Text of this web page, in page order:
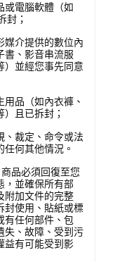
或電腦軟體（如
封；
媒介提供的數位內
書、影音串流服
）並經您事先同意
用品（如內衣褲、
且已拆封；
、裁定、命令或法
任何其他情況。
品必須回復至您
，並確保所有部
附加文件的完整
封使用、貼紙或標
有任何部件、包
失、故障、受到污
益有可能受到影